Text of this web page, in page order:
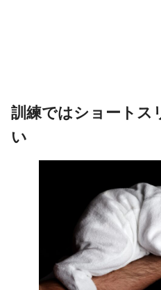
訓練ではショートス
い